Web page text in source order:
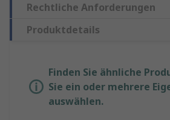
Rechtliche Anforderungen
Produktdetails
Finden Sie ähnliche
Sie ein oder mehrere
auswählen.